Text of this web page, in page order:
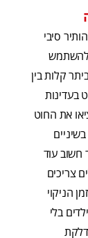
סיבי
להשתמש
קלות בין
בעדינות
את החוט
חשוב עוד
צריכים
הניקוי
בלי